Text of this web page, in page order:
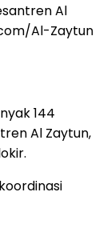
Al
Al-Zaytun
144
Al Zaytun,